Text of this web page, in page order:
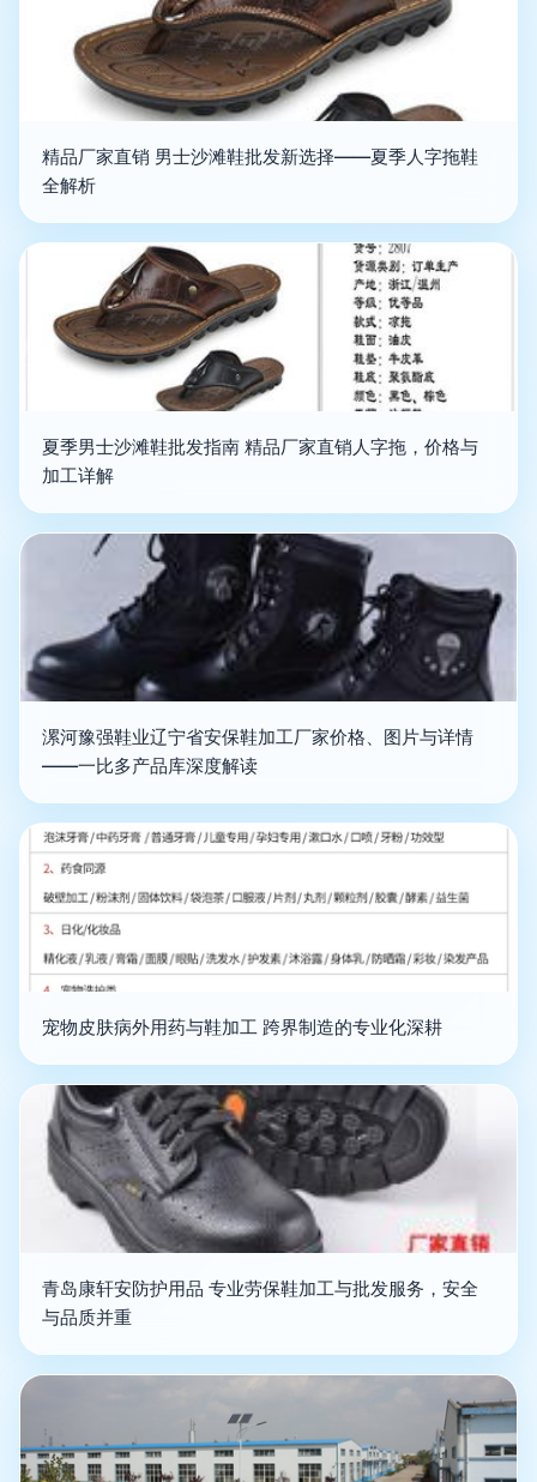
精品厂家直销 男士沙滩鞋批发新选择——夏季人字拖鞋
全解析
夏季男士沙滩鞋批发指南 精品厂家直销人字拖，价格与
加工详解
漯河豫强鞋业辽宁省安保鞋加工厂家价格、图片与详情
——一比多产品库深度解读
宠物皮肤病外用药与鞋加工 跨界制造的专业化深耕
青岛康轩安防护用品 专业劳保鞋加工与批发服务，安全
与品质并重